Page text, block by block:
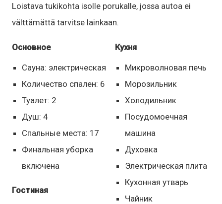
Loistava tukikohta isolle porukalle, jossa autoa ei
välttämättä tarvitse lainkaan.
Основное
Сауна: электрическая
Количество спален: 6
Туалет: 2
Душ: 4
Спальные места: 17
Финальная уборка
включена
Гостиная
Кухня
Микроволновая печь
Морозильник
Холодильник
Посудомоечная
машина
Духовка
Электрическая плита
Кухонная утварь
Чайник